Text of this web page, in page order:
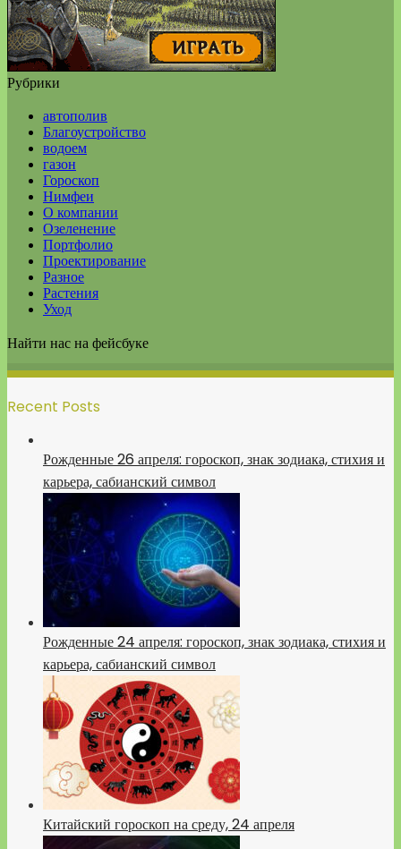
Рубрики
автополив
Благоустройство
водоем
газон
Гороскоп
Нимфеи
О компании
Озеленение
Портфолио
Проектирование
Разное
Растения
Уход
Найти нас на фейсбуке
Recent Posts
Рожденные 26 апреля: гороскоп, знак зодиака, стихия и
карьера, сабианский символ
Рожденные 24 апреля: гороскоп, знак зодиака, стихия и
карьера, сабианский символ
Китайский гороскоп на среду, 24 апреля